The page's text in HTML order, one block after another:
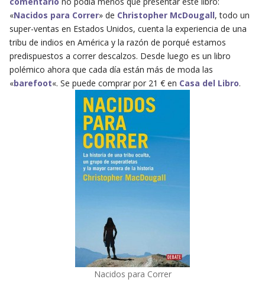
«Nacidos para Correr» de Christopher McDougall, todo un
super-ventas en Estados Unidos, cuenta la experiencia de una
tribu de indios en América y la razón de porqué estamos
predispuestos a correr descalzos. Desde luego es un libro
polémico ahora que cada día están más de moda las
«barefoot«. Se puede comprar por 21 € en Casa del Libro.
Nacidos para Correr